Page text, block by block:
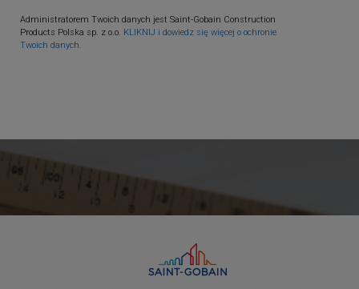
Administratorem Twoich danych jest Saint-Gobain Construction
Products Polska sp. z o.o. KLIKNIJ i dowiedz się więcej o ochronie
Twoich danych.